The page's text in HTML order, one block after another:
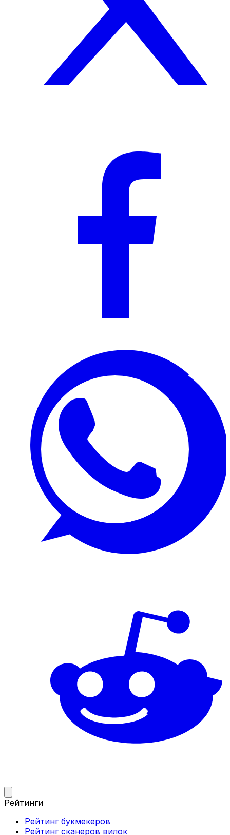
Рейтинги
Рейтинг букмекеров
Рейтинг сканеров вилок